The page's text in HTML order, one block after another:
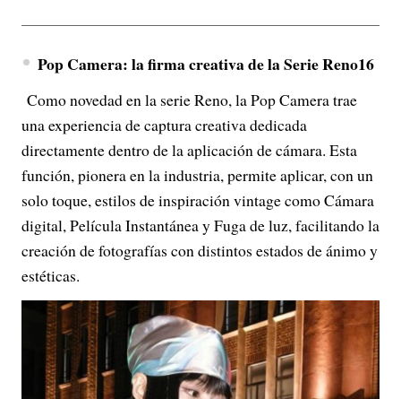
Pop Camera: la firma creativa de la Serie Reno16
Como novedad en la serie Reno, la Pop Camera trae
una experiencia de captura creativa dedicada
directamente dentro de la aplicación de cámara. Esta
función, pionera en la industria, permite aplicar, con un
solo toque, estilos de inspiración vintage como Cámara
digital, Película Instantánea y Fuga de luz, facilitando la
creación de fotografías con distintos estados de ánimo y
estéticas.